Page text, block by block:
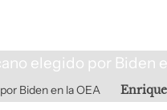
Biden en la OEA